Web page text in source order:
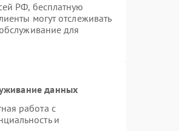
РФ, бесплатную
могут отслеживать
для
данных
работа с
и